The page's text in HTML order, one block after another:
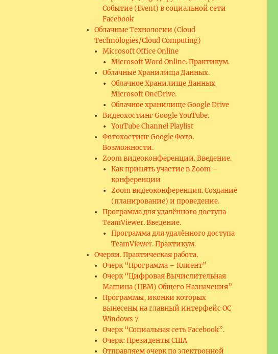
Событие (Event) в социальной сети
Facebook
Облачные Технологии (Cloud
Technologies/Cloud Computing)
Microsoft Office Online
Microsoft Word Online. Практикум.
Облачные Хранилища Данных.
Облачное Хранилище Данных
Microsoft OneDrive.
Облачное хранилище Google Drive
Видеохостинг Google YouTube.
YouTube Channel Playlist
Фотохостинг Google Фото.
Возможности.
Zoom видеоконференции. Введение.
Как принять участие в Zoom –
конференции
Zoom видеоконференция. Создание
(планирование) и проведение.
Программа для удалённого доступа
TeamViewer. Введение.
Программа для удалённого доступа
TeamViewer. Практикум.
Очерки. Практическая работа.
Очерк “Программа – Клиент”
Очерк “Цифровая Вычислительная
Машина (ЦВМ) Общего Назначения”
Программы, иконки которых
вынесены на главный интерфейс ОС
Windows 7
Очерк “Социальная сеть Facebook”.
Очерк: Президенты США
Отправляем очерк по электронной